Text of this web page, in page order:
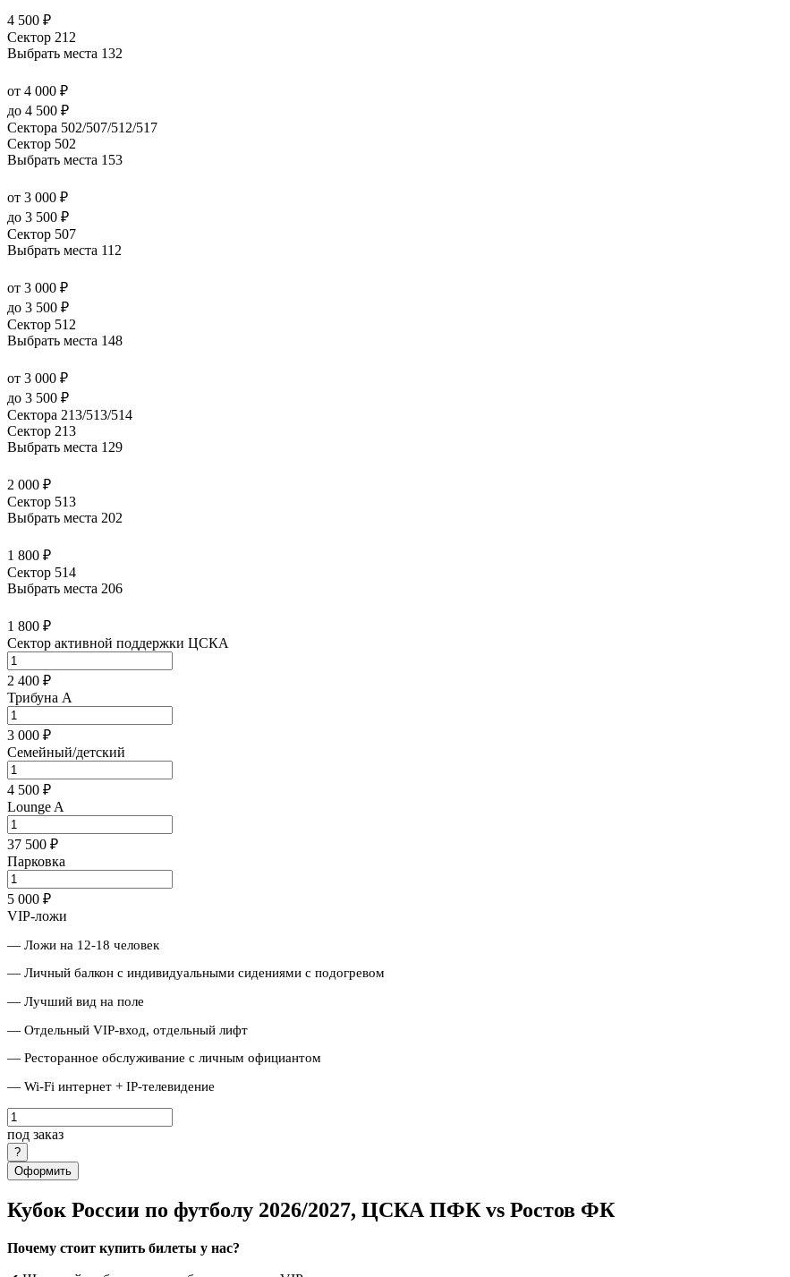
4 500 ₽
Сектор 212
Выбрать места 132
от 4 000 ₽
до 4 500 ₽
Сектора 502/507/512/517
Сектор 502
Выбрать места 153
от 3 000 ₽
до 3 500 ₽
Сектор 507
Выбрать места 112
от 3 000 ₽
до 3 500 ₽
Сектор 512
Выбрать места 148
от 3 000 ₽
до 3 500 ₽
Сектора 213/513/514
Сектор 213
Выбрать места 129
2 000 ₽
Сектор 513
Выбрать места 202
1 800 ₽
Сектор 514
Выбрать места 206
1 800 ₽
Сектор активной поддержки ЦСКА
2 400 ₽
Трибуна А
3 000 ₽
Семейный/детский
4 500 ₽
Lounge A
37 500 ₽
Парковка
5 000 ₽
VIP-ложи
— Ложи на 12-18 человек
— Личный балкон с индивидуальными сидениями с подогревом
— Лучший вид на поле
— Отдельный VIP-вход, отдельный лифт
— Ресторанное обслуживание с личным официантом
— Wi-Fi интернет + IP-телевидение
под заказ
Оформить
Кубок России по футболу 2026/2027, ЦСКА ПФК vs Ростов ФК
Почему стоит купить билеты у нас?